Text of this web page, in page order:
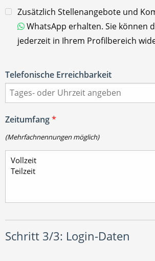
Zusätzlich Stellenangebote und
WhatsApp erhalten. Sie können
jederzeit in Ihrem Profilbereich
Telefonische Erreichbarkeit
Zeitumfang*
(Mehrfachnennungen möglich)
Schritt 3/3: Login-Daten